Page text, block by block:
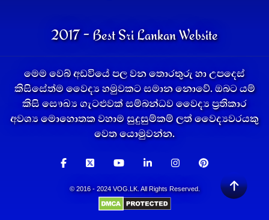
2017 - Best Sri Lankan Website
මෙම වෙබ් අඩවියේ පල වන තොරතුරු හා උපදෙස්
කිසිසේත්ම වෛද්‍ය හමුවකට සමාන නොවේ. ඔබට යම්
කිසි සෞඛ්‍ය ගැටළුවක් සම්බන්ධව වෛද්‍ය ප්‍රතිකාර
අවශ්‍ය මොහොතක වහාම සුදුසුම්කම් ලත් වෛද්‍යවරයකු
වෙත යොමුවන්න.
© 2016 - 2024 VOG.LK. All Rights Reserved.